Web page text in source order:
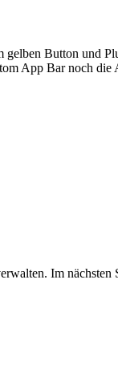
Button und
App Bar noch
Im